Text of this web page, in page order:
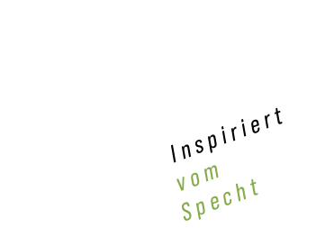
Inspiriert
vom
Specht